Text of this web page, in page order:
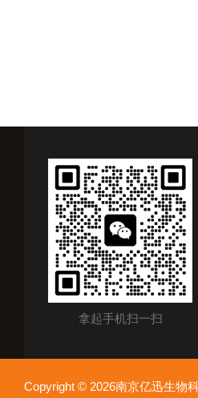
拿起手机扫一扫
Copyright © 2026南京亿迅生物